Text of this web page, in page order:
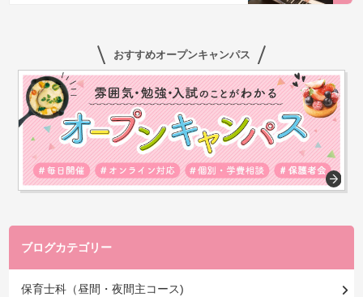
おすすめオープンキャンパス
ブログカテゴリー
保育士科（昼間・夜間主コース)